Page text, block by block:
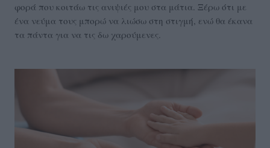
φορά που κοιτάω τις ανιψιές μου στα μάτια. Ξέρω ότι με
ένα νεύμα τους μπορώ να λιώσω στη στιγμή, ενώ θα έκανα
τα πάντα για να τις δω χαρούμενες.